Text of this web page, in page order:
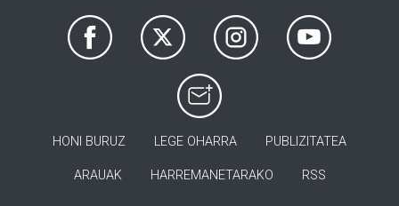
HONI BURUZ LEGE OHARRA PUBLIZITATEA
ARAUAK HARREMANETARAKO RSS